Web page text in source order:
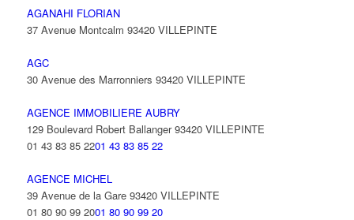
AGANAHI FLORIAN
37 Avenue Montcalm 93420 VILLEPINTE
AGC
30 Avenue des Marronniers 93420 VILLEPINTE
AGENCE IMMOBILIERE AUBRY
129 Boulevard Robert Ballanger 93420 VILLEPINTE
01 43 83 85 2201 43 83 85 22
AGENCE MICHEL
39 Avenue de la Gare 93420 VILLEPINTE
01 80 90 99 2001 80 90 99 20